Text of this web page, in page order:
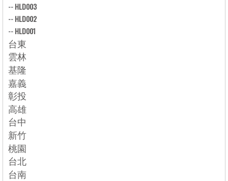
--HLD003
--HLD002
--HLD001
台東
雲林
基隆
嘉義
彰投
高雄
台中
新竹
桃園
台北
台南